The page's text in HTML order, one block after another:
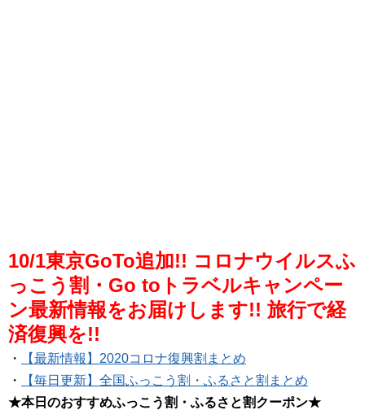
10/1東京GoTo追加!! コロナウイルスふ
っこう割・Go toトラベルキャンペー
ン最新情報をお届けします!! 旅行で経
済復興を!!
・
【最新情報】2020コロナ復興割まとめ
・
【毎日更新】全国ふっこう割・ふるさと割まとめ
★本日のおすすめふっこう割・ふるさと割クーポン★